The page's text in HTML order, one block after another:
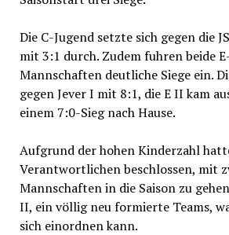
Die C-Jugend setzte sich gegen die
mit 3:1 durch. Zudem fuhren beide
Mannschaften deutliche Siege ein.
gegen Jever I mit 8:1, die E II kam
einem 7:0-Sieg nach Hause.
Aufgrund der hohen Kinderzahl
Verantwortlichen beschlossen, mit
Mannschaften in die Saison zu
II, ein völlig neu formierte Teams,
sich einordnen kann.